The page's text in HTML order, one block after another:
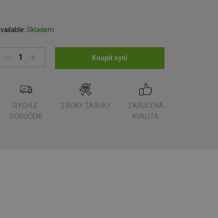
Skladem
Koupit nyní
RYCHLÉ
DORUČENÍ
2 ROKY ZÁRUKY
ZARUČENÁ
KVALITA